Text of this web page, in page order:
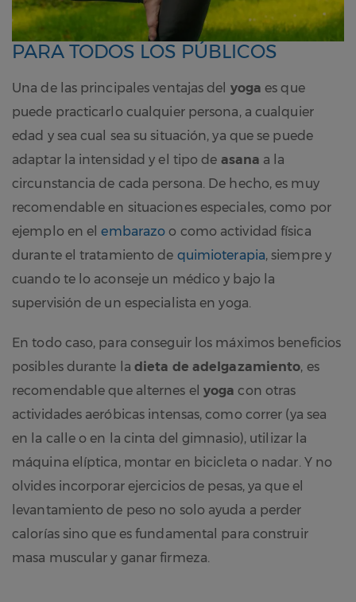
PARA TODOS LOS PÚBLICOS
Una de las principales ventajas del yoga es que
puede practicarlo cualquier persona, a cualquier
edad y sea cual sea su situación, ya que se puede
adaptar la intensidad y el tipo de asana a la
circunstancia de cada persona. De hecho, es muy
recomendable en situaciones especiales, como por
ejemplo en elembarazo o como actividad física
durante el tratamiento de quimioterapia, siempre y
cuando te lo aconseje un médico y bajo la
supervisión de un especialista en yoga.
En todo caso, para conseguir los máximos beneficios
posibles durante ladieta de adelgazamiento, es
recomendable que alternes el yoga con otras
actividades aeróbicas intensas, como correr (ya sea
en la calle o en la cinta del gimnasio), utilizar la
máquina elíptica, montar en bicicleta o nadar. Y no
olvides incorporar ejercicios de pesas, ya que el
levantamiento de peso no solo ayuda a perder
calorías sino que es fundamental para construir
masa muscular y ganar firmeza.